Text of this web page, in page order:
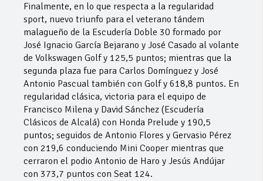
Finalmente, en lo que respecta a la regularidad
sport, nuevo triunfo para el veterano tándem
malagueño de la Escudería Doble 30 formado por
José Ignacio García Bejarano y José Casado al volante
de Volkswagen Golf y 125,5 puntos; mientras que la
segunda plaza fue para Carlos Domínguez y José
Antonio Pascual también con Golf y 618,8 puntos. En
regularidad clásica, victoria para el equipo de
Francisco Milena y David Sánchez (Escudería
Clásicos de Alcalá) con Honda Prelude y 190,5
puntos; seguidos de Antonio Flores y Gervasio Pérez
con 219,6 conduciendo Mini Cooper mientras que
cerraron el podio Antonio de Haro y Jesús Andújar
con 373,7 puntos con Seat 124.